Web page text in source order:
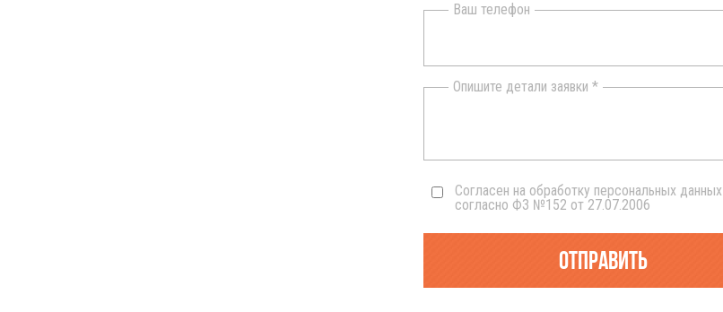
Ваш телефон
Опишите детали заявки *
Согласен на обработку персональных данных
согласно ФЗ №152 от 27.07.2006
Отправить